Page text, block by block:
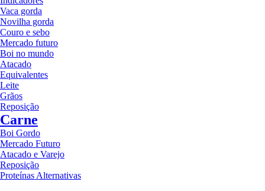
Vaca gorda
Novilha gorda
Couro e sebo
Mercado futuro
Boi no mundo
Atacado
Equivalentes
Leite
Grãos
Reposição
Carne
Boi Gordo
Mercado Futuro
Atacado e Varejo
Reposição
Proteínas Alternativas